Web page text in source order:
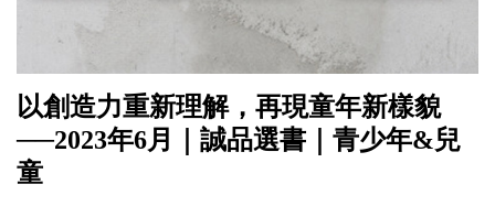
以創造力重新理解，再現童年新樣貌
──2023年6月｜誠品選書｜青少年&兒
童